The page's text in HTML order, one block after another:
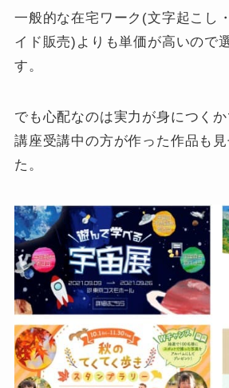
一般的な在宅ワーク(文字起こし
イド販売)よりも単価が高いので
す。
でも心配なのは実力が身につく
講座受講中の方が作った作品も
た。